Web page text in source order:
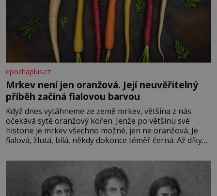
epochaplus.cz
Mrkev není jen oranžová. Její neuvěřitelný
příběh začíná fialovou barvou
Když dnes vytáhneme ze země mrkev, většina z nás
očekává sytě oranžový kořen. Jenže po většinu své
historie je mrkev všechno možné, jen ne oranžová. Je
fialová, žlutá, bílá, někdy dokonce téměř černá. Až díky
bez které si českou zahradu ani nedokážeme představit.